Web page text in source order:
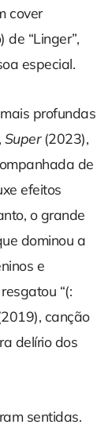
cover
“Linger”,
especial.
profundas
Super(2023),
de
efeitos
o grande
dominou a
e
“(:
canção
delírio dos
sentidas.